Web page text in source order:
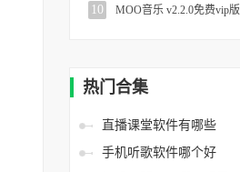
10 MOO音乐 v2.2.0免费vip版
热门合集
直播课堂软件有哪些
手机听歌软件哪个好